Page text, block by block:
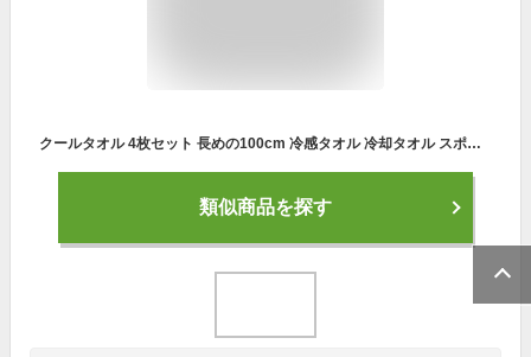
クールタオル 4枚セット 長めの100cm 冷感タオル 冷却タオル スポーツタオル 熱中症対策グッズ 吸水 速乾 冷感 冷却 冷たい 冷やし 冷える 冷え冷え クール タオル スポーツ アウトドア 旅行 キャンプ 登山 ゴルフ 野球 自転車 バイク 人気 LAD WEATHER ラドウェザー
類似商品を探す